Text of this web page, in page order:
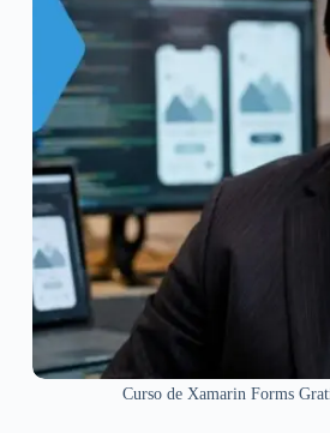
Curso de Xamarin Forms